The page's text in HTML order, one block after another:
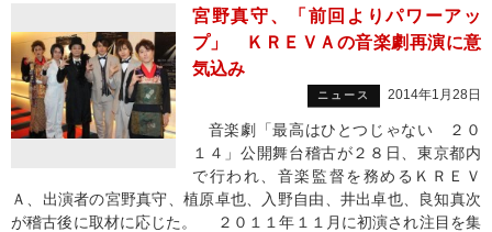
宮野真守、「前回よりパワーアッ
プ」 ＫＲＥＶＡの音楽劇再演に意
気込み
ニュース 2014年1月28日
音楽劇「最高はひとつじゃない ２０
１４」公開舞台稽古が２８日、東京都内
で行われ、音楽監督を務めるＫＲＥＶ
Ａ、出演者の宮野真守、植原卓也、入野自由、井出卓也、良知真次
が稽古後に取材に応じた。 ２０１１年１１月に初演され注目を集